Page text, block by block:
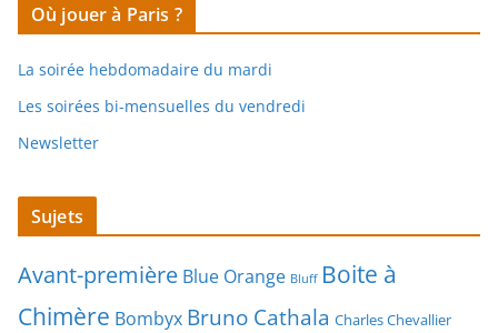
Où jouer à Paris ?
La soirée hebdomadaire du mardi
Les soirées bi-mensuelles du vendredi
Newsletter
Sujets
Avant-première Blue Orange Bluff Boite à
Chimère Bombyx Bruno Cathala Charles Chevallier